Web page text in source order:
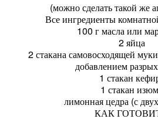
(можно сделать такой же
Все ингредиенты
100 г масла или
2 яйца
2 стакана самовосходящей
добавлением
1 стакан
1 стакан
лимонная цедра (с
КАК